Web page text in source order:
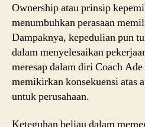
Ownership atau prinsip
menumbuhkan perasaan
Dampaknya, kepedulian pun
dalam menyelesaikan
meresap dalam diri Coach
memikirkan konsekuensi atas
untuk perusahaan.